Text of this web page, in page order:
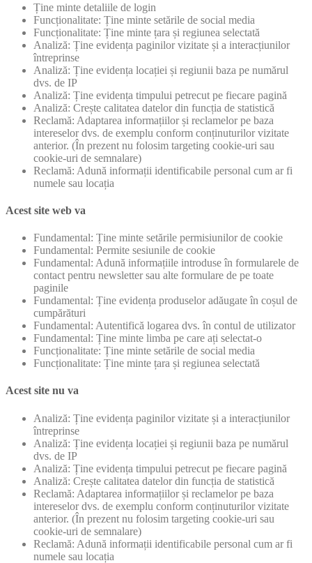
Ține minte detaliile de login
Funcționalitate: Ține minte setările de social media
Funcționalitate: Ține minte țara și regiunea selectată
Analiză: Ține evidența paginilor vizitate și a interacțiunilor
întreprinse
Analiză: Ține evidența locației și regiunii baza pe numărul
dvs. de IP
Analiză: Ține evidența timpului petrecut pe fiecare pagină
Analiză: Crește calitatea datelor din funcția de statistică
Reclamă: Adaptarea informațiilor și reclamelor pe baza
intereselor dvs. de exemplu conform conținuturilor vizitate
anterior. (În prezent nu folosim targeting cookie-uri sau
cookie-uri de semnalare)
Reclamă: Adună informații identificabile personal cum ar fi
numele sau locația
Acest site web va
Fundamental: Ține minte setările permisiunilor de cookie
Fundamental: Permite sesiunile de cookie
Fundamental: Adună informațiile introduse în formularele de
contact pentru newsletter sau alte formulare de pe toate
paginile
Fundamental: Ține evidența produselor adăugate în coșul de
cumpărături
Fundamental: Autentifică logarea dvs. în contul de utilizator
Fundamental: Ține minte limba pe care ați selectat-o
Funcționalitate: Ține minte setările de social media
Funcționalitate: Ține minte țara și regiunea selectată
Acest site nu va
Analiză: Ține evidența paginilor vizitate și a interacțiunilor
întreprinse
Analiză: Ține evidența locației și regiunii baza pe numărul
dvs. de IP
Analiză: Ține evidența timpului petrecut pe fiecare pagină
Analiză: Crește calitatea datelor din funcția de statistică
Reclamă: Adaptarea informațiilor și reclamelor pe baza
intereselor dvs. de exemplu conform conținuturilor vizitate
anterior. (În prezent nu folosim targeting cookie-uri sau
cookie-uri de semnalare)
Reclamă: Adună informații identificabile personal cum ar fi
numele sau locația